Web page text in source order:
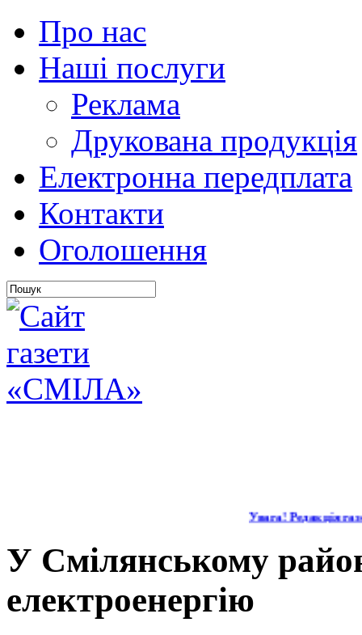
Про нас
Наші послуги
Реклама
Друкована продукція
Електронна передплата
Контакти
Оголошення
Увага! Редакція
У Смілянському
електроенергію